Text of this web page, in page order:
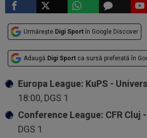
Urmărește Digi Sport în Google Discover
Adaugă Digi Sport ca sursă preferată în
Europa League: KuPS -
18:00, DGS 1
Conference League: CFR Cluj
DGS 1